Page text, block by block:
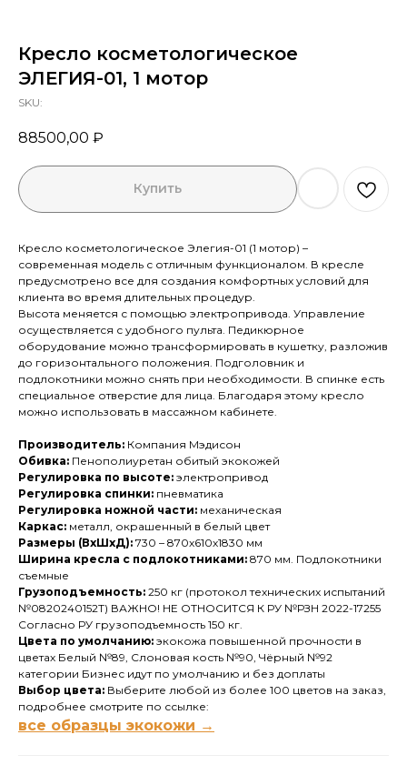
Кресло косметологическое
ЭЛЕГИЯ-01, 1 мотор
SKU:
88500,00 ₽
Купить
Кресло косметологическое Элегия-01 (1 мотор) –
современная модель с отличным функционалом. В кресле
предусмотрено все для создания комфортных условий для
клиента во время длительных процедур.
Высота меняется с помощью электропривода. Управление
осуществляется с удобного пульта. Педикюрное
оборудование можно трансформировать в кушетку, разложив
до горизонтального положения. Подголовник и
подлокотники можно снять при необходимости. В спинке есть
специальное отверстие для лица. Благодаря этому кресло
можно использовать в массажном кабинете.
Производитель: Компания Мэдисон
Обивка: Пенополиуретан обитый экокожей
Регулировка по высоте: электропривод
Регулировка спинки: пневматика
Регулировка ножной части: механическая
Каркас: металл, окрашенный в белый цвет
Размеры (ВхШхД): 730 – 870х610х1830 мм
Ширина кресла с подлокотниками: 870 мм. Подлокотники
съемные
Грузоподъемность: 250 кг (протокол технических испытаний
№0820240152Т) ВАЖНО! НЕ ОТНОСИТСЯ К РУ №РЗН 2022-17255
Согласно РУ грузоподъемность 150 кг.
Цвета по умолчанию: экокожа повышенной прочности в
цветах Белый №89, Слоновая кость №90, Чёрный №92
категории Бизнес идут по умолчанию и без доплаты
Выбор цвета: Выберите любой из более 100 цветов на заказ,
подробнее смотрите по ссылке:
все образцы экокожи →